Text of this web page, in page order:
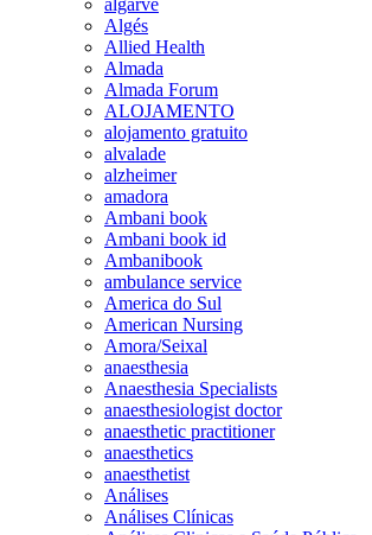
Algés
Allied Health
Almada
Almada Forum
ALOJAMENTO
alojamento gratuito
alvalade
alzheimer
amadora
Ambani book
Ambani book id
Ambanibook
ambulance service
America do Sul
American Nursing
Amora/Seixal
anaesthesia
Anaesthesia Specialists
anaesthesiologist doctor
anaesthetic practitioner
anaesthetics
anaesthetist
Análises
Análises Clínicas